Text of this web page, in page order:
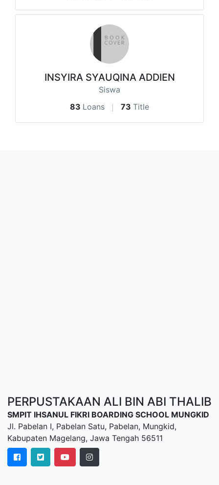
INSYIRA SYAUQINA ADDIEN
Siswa
83 Loans 73 Title
PERPUSTAKAAN ALI BIN ABI THALIB
SMPIT IHSANUL FIKRI BOARDING SCHOOL MUNGKID
Jl. Pabelan I, Pabelan Satu, Pabelan, Mungkid,
Kabupaten Magelang, Jawa Tengah 56511